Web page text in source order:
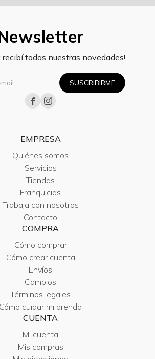
recibí todas nuestras novedades!
SUSCRIBIRME
 
EMPRESA
Quiénes somos
Servicios
Tiendas
Franquicias
Trabaja con nosotros
Contacto
COMPRA
Cómo comprar
Cómo crear cuenta
Envíos
Cambios
Términos legales
Cómo cuidar mi prenda
CUENTA
Mi cuenta
Mis compras